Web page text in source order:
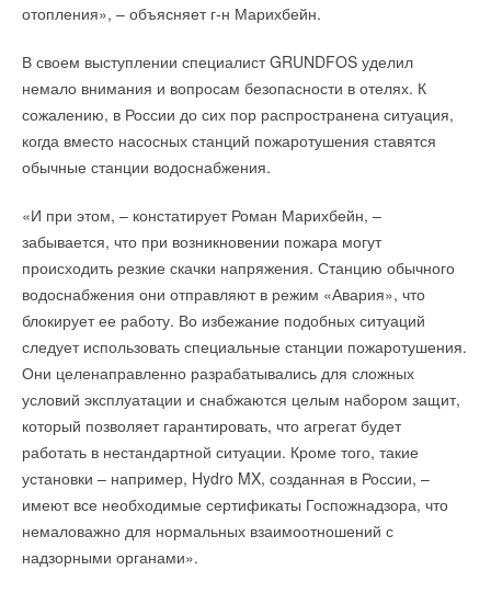
отопления», – объясняет г-н Марихбейн.
В своем выступлении специалист GRUNDFOS уделил
немало внимания и вопросам безопасности в отелях. К
сожалению, в России до сих пор распространена ситуация,
когда вместо насосных станций пожаротушения ставятся
обычные станции водоснабжения.
«И при этом, – констатирует Роман Марихбейн, –
забывается, что при возникновении пожара могут
происходить резкие скачки напряжения. Станцию обычного
водоснабжения они отправляют в режим «Авария», что
блокирует ее работу. Во избежание подобных ситуаций
следует использовать специальные станции пожаротушения.
Они целенаправленно разрабатывались для сложных
условий эксплуатации и снабжаются целым набором защит,
который позволяет гарантировать, что агрегат будет
работать в нестандартной ситуации. Кроме того, такие
установки – например, Hydro MX, созданная в России, –
имеют все необходимые сертификаты Госпожнадзора, что
немаловажно для нормальных взаимоотношений с
надзорными органами».
→
Viessmann установит тепловые насосы на стадионе
НОВОСТИ СОК 4 АПРЕЛЯ 2025
Комментарии
В этой теме еще нет комментариев
Добавить комментарий
Ваш E-mail *
Комментарии
В этой теме еще нет комментариев
Ваше имя *
Текст комментария